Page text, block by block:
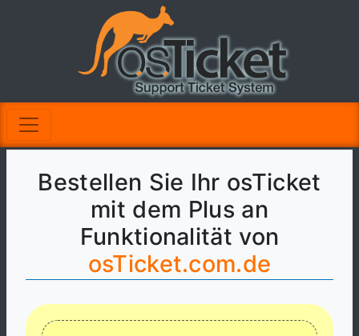
Bestellen Sie Ihr osTicket
mit dem Plus an
Funktionalität von
osTicket.com.de